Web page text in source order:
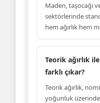
Maden, taşocağı
sektörlerinde
hem ağırlık hem
Teorik ağırlık
farklı çıkar?
Teorik ağırlık,
yoğunluk